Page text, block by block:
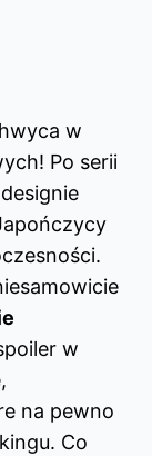
w
Po serii
w
na pewno
Co